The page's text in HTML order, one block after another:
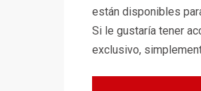
están disponibles
Si le gustaría tener
exclusivo,